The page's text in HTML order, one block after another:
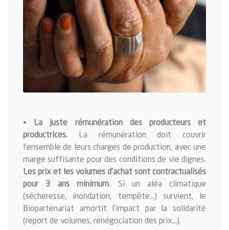
• La juste rémunération des producteurs et
productrices. La rémunération doit couvrir
l’ensemble de leurs charges de production, avec une
marge suffisante pour des conditions de vie dignes.
Les prix et les volumes d’achat sont contractualisés
pour 3 ans minimum. Si un aléa climatique
(sécheresse, inondation, tempête…) survient, le
Biopartenariat amortit l’impact par la solidarité
(report de volumes, renégociation des prix…).